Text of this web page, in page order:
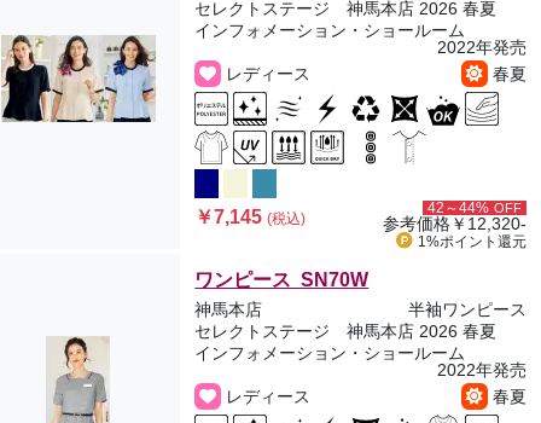
セレクトステージ 神馬本店 2026 春夏
インフォメーション・ショールーム
2022年発売
レディース
春夏
￥7,145(税込)
42～44% OFF
参考価格￥12,320-
1%ポイント 還元
ワンピース SN70W
神馬本店
半袖ワンピース
セレクトステージ 神馬本店 2026 春夏
インフォメーション・ショールーム
2022年発売
レディース
春夏